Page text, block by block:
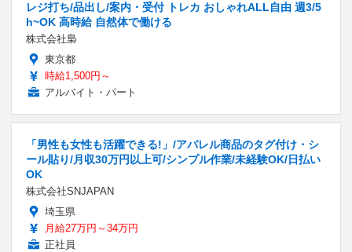
レジ打ち/品出し/案内・受付 トレカ おしゃれALL自由 週3/5
h~OK 高時給 自然体で働ける
株式会社梟
東京都
時給1,500円～
アルバイト・パート
「男性も女性も活躍できる!」/アパレル商品のタグ付け・シ
ール貼り/月収30万円以上可/シンプル作業/未経験OK/日払い
OK
株式会社SNJAPAN
埼玉県
月給27万円～34万円
正社員